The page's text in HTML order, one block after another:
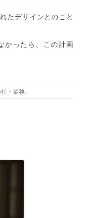
たデザインとのこと
かったら、この計画
・業務.